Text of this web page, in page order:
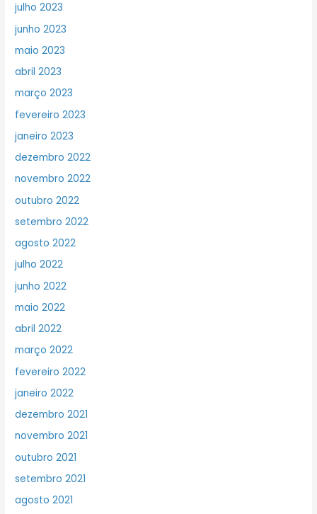
julho 2023
junho 2023
maio 2023
abril 2023
março 2023
fevereiro 2023
janeiro 2023
dezembro 2022
novembro 2022
outubro 2022
setembro 2022
agosto 2022
julho 2022
junho 2022
maio 2022
abril 2022
março 2022
fevereiro 2022
janeiro 2022
dezembro 2021
novembro 2021
outubro 2021
setembro 2021
agosto 2021